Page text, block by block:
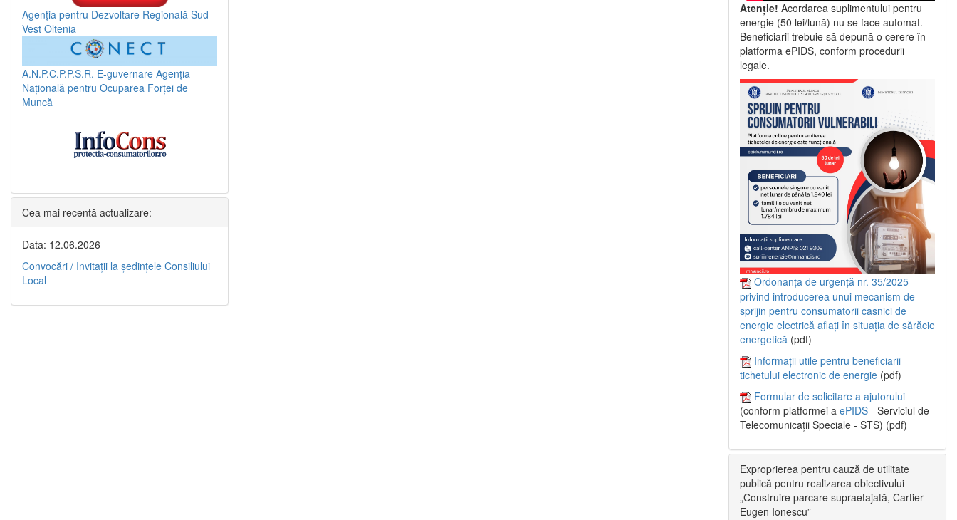
Agenția pentru Dezvoltare Regională Sud-
Vest Oltenia
A.N.P.C.P.P.S.R. E-guvernare Agenția
Națională pentru Ocuparea Forței de
Muncă
Cea mai recentă actualizare:
Data: 12.06.2026
Convocări / Invitaţii la şedinţele Consiliului
Local
Atenție! Acordarea suplimentului pentru
energie (50 lei/lună) nu se face automat.
Beneficiarii trebuie să depună o cerere în
platforma ePIDS, conform procedurii
legale.
Ordonanța de urgență nr. 35/2025
privind introducerea unui mecanism de
sprijin pentru consumatorii casnici de
energie electrică aflați în situația de sărăcie
energetică (pdf)
Informații utile pentru beneficiarii
tichetului electronic de energie (pdf)
Formular de solicitare a ajutorului
(conform platformei a ePIDS - Serviciul de
Telecomunicații Speciale - STS) (pdf)
Exproprierea pentru cauză de utilitate
publică pentru realizarea obiectivului
„Construire parcare supraetajată, Cartier
Eugen Ionescu”